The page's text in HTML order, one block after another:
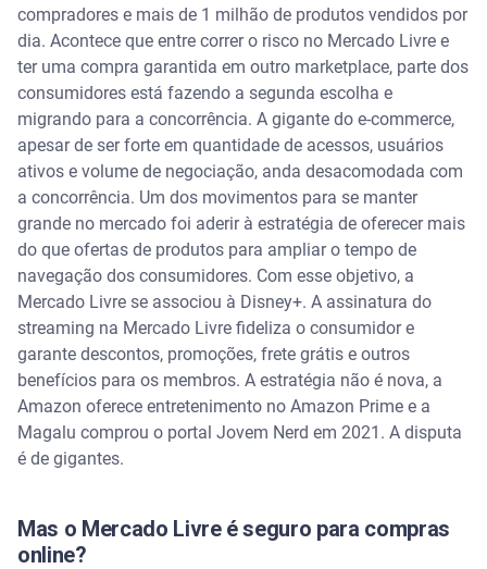
compradores e mais de 1 milhão de produtos vendidos por
dia. Acontece que entre correr o risco no Mercado Livre e
ter uma compra garantida em outro marketplace, parte dos
consumidores está fazendo a segunda escolha e
migrando para a concorrência. A gigante do e-commerce,
apesar de ser forte em quantidade de acessos, usuários
ativos e volume de negociação, anda desacomodada com
a concorrência. Um dos movimentos para se manter
grande no mercado foi aderir à estratégia de oferecer mais
do que ofertas de produtos para ampliar o tempo de
navegação dos consumidores. Com esse objetivo, a
Mercado Livre se associou à Disney+. A assinatura do
streaming na Mercado Livre fideliza o consumidor e
garante descontos, promoções, frete grátis e outros
benefícios para os membros. A estratégia não é nova, a
Amazon oferece entretenimento no Amazon Prime e a
Magalu comprou o portal Jovem Nerd em 2021. A disputa
é de gigantes.
Mas o Mercado Livre é seguro para compras
online?